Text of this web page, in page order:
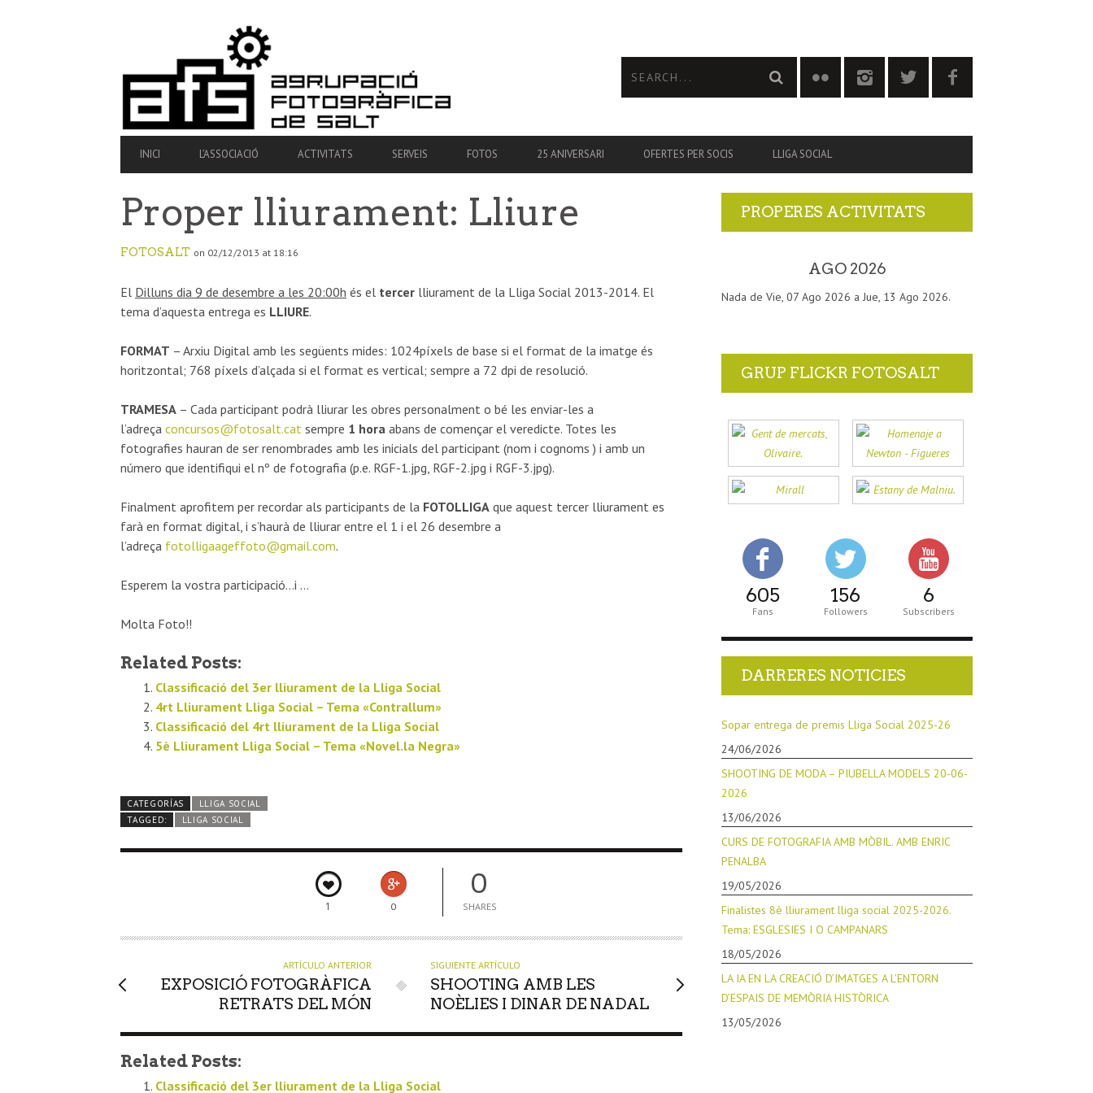
NAVIGATION
PRIMARY
NAVIGATION
INICI L’ASSOCIACIÓ ACTIVITATS SERVEIS FOTOS 25 ANIVERSARI OFERTES PER SOCIS LLIGA SOCIAL
Proper lliurament: Lliure
FOTOSALT on 02/12/2013 at 18:16
El Dilluns dia 9 de desembre a les 20:00h és el tercer lliurament de la Lliga Social 2013-2014. El
tema d’aquesta entrega es LLIURE.
FORMAT – Arxiu Digital amb les següents mides: 1024píxels de base si el format de la imatge és
horitzontal; 768 píxels d’alçada si el format es vertical; sempre a 72 dpi de resolució.
TRAMESA – Cada participant podrà lliurar les obres personalment o bé les enviar-les a
l’adreça concursos@fotosalt.cat sempre 1 hora abans de començar el veredicte. Totes les
fotografies hauran de ser renombrades amb les inicials del participant (nom i cognoms ) i amb un
número que identifiqui el nº de fotografia (p.e. RGF-1.jpg, RGF-2.jpg i RGF-3.jpg).
Finalment aprofitem per recordar als participants de la FOTOLLIGA que aquest tercer lliurament es
farà en format digital, i s’haurà de lliurar entre el 1 i el 26 desembre a
l’adreça fotolligaageffoto@gmail.com.
Esperem la vostra participació…i …
Molta Foto!!
Related Posts:
Classificació del 3er lliurament de la Lliga Social
4rt Lliurament Lliga Social – Tema «Contrallum»
Classificació del 4rt lliurament de la Lliga Social
5è Lliurament Lliga Social – Tema «Novel.la Negra»
CATEGORÍAS
LLIGA SOCIAL
TAGGED:
LLIGA SOCIAL
1 0
0
SHARES
ARTÍCULO ANTERIOR
EXPOSICIÓ FOTOGRÀFICA
RETRATS DEL MÓN
SIGUIENTE ARTÍCULO
SHOOTING AMB LES
NOÈLIES I DINAR DE NADAL
Related Posts:
Classificació del 3er lliurament de la Lliga Social
PROPERES ACTIVITATS
AGO 2026
Nada de Vie, 07 Ago 2026 a Jue, 13 Ago 2026.
GRUP FLICKR FOTOSALT
605
Fans
156
Followers
6
Subscribers
DARRERES NOTICIES
Sopar entrega de premis Lliga Social 2025-26
24/06/2026
SHOOTING DE MODA – PIUBELLA MODELS 20-06-
2026
13/06/2026
CURS DE FOTOGRAFIA AMB MÒBIL. AMB ENRIC
PENALBA
19/05/2026
Finalistes 8è lliurament lliga social 2025-2026.
Tema: ESGLESIES I O CAMPANARS
18/05/2026
LA IA EN LA CREACIÓ D’IMATGES A L’ENTORN
D’ESPAIS DE MEMÒRIA HISTÒRICA
13/05/2026